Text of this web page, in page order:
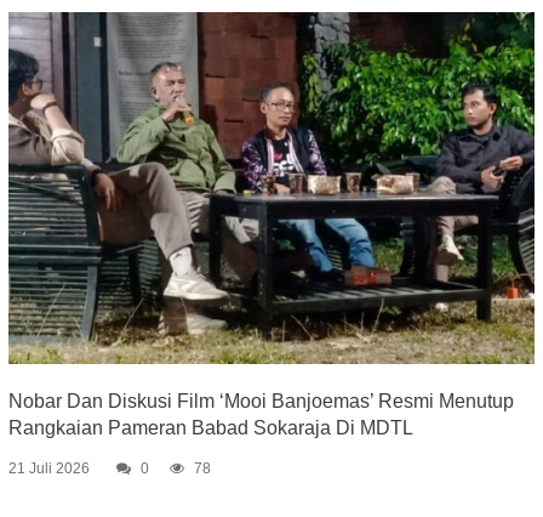
Nobar Dan Diskusi Film ‘Mooi Banjoemas’ Resmi Menutup
Rangkaian Pameran Babad Sokaraja Di MDTL
21 Juli 2026 0 78